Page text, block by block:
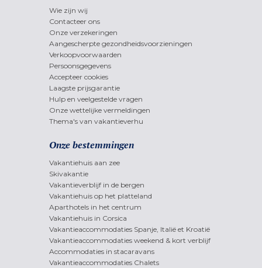
Wie zijn wij
Contacteer ons
Onze verzekeringen
Aangescherpte gezondheidsvoorzieningen
Verkoopvoorwaarden
Persoonsgegevens
Accepteer cookies
Laagste prijsgarantie
Hulp en veelgestelde vragen
Onze wettelijke vermeldingen
Thema's van vakantieverhu
Onze bestemmingen
Vakantiehuis aan zee
Skivakantie
Vakantieverblijf in de bergen
Vakantiehuis op het platteland
Aparthotels in het centrum
Vakantiehuis in Corsica
Vakantieaccommodaties Spanje, Italië et Kroatië
Vakantieaccommodaties weekend & kort verblijf
Accommodaties in stacaravans
Vakantieaccommodaties Chalets